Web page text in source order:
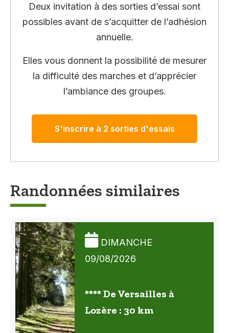
Deux invitation à des sorties d’essai sont
possibles avant de s’acquitter de l’adhésion
annuelle.
Elles vous donnent la possibilité de mesurer
la difficulté des marches et d’apprécier
l’ambiance des groupes.
S'inscrire à 2 sorties d'essais
Randonnées similaires
DIMANCHE
09/08/2026
**** De Versailles à
Lozère : 30 km